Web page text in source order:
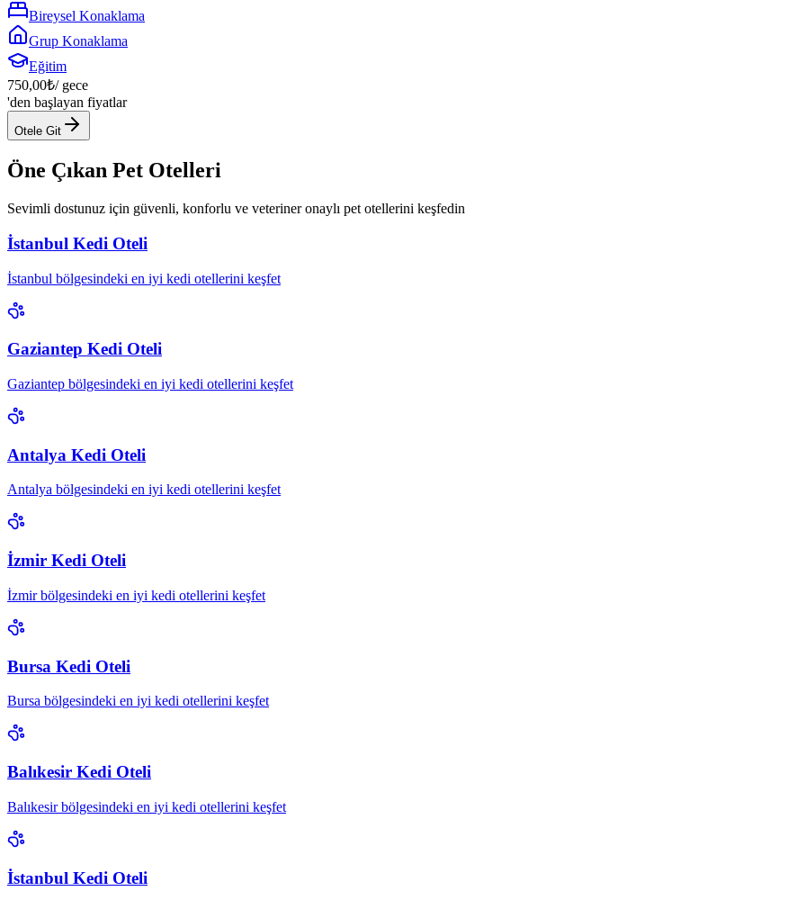
Bireysel Konaklama
Grup Konaklama
Eğitim
750,00₺/ gece
'den başlayan fiyatlar
Otele Git
Öne Çıkan Pet Otelleri
Sevimli dostunuz için güvenli, konforlu ve veteriner onaylı pet otellerini keşfedin
İstanbul Kedi Oteli
İstanbul bölgesindeki en iyi kedi otellerini keşfet
Gaziantep Kedi Oteli
Gaziantep bölgesindeki en iyi kedi otellerini keşfet
Antalya Kedi Oteli
Antalya bölgesindeki en iyi kedi otellerini keşfet
İzmir Kedi Oteli
İzmir bölgesindeki en iyi kedi otellerini keşfet
Bursa Kedi Oteli
Bursa bölgesindeki en iyi kedi otellerini keşfet
Balıkesir Kedi Oteli
Balıkesir bölgesindeki en iyi kedi otellerini keşfet
İstanbul Kedi Oteli